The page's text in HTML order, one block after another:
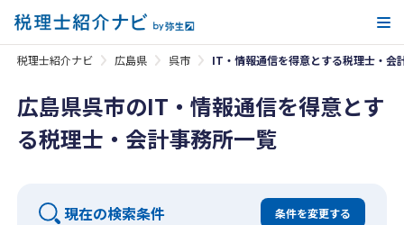
税理士紹介ナビ 広島県 呉市 IT・情報通信を得意とする税理士・会
広島県呉市のIT・情報通信を得意とす
る税理士・会計事務所一覧
現在の検索条件 条件を変更する